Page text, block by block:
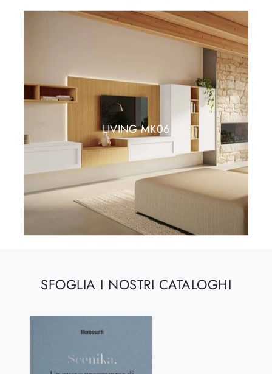
LIVING MK06
SFOGLIA I NOSTRI CATALOGHI